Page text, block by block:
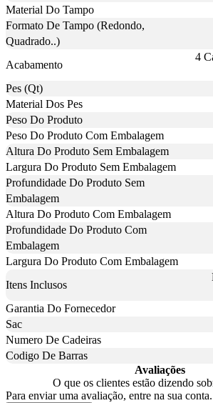
Material Do Tampo
Formato De Tampo (Redondo,
Quadrado..)
Acabamento
4
Pes (Qt)
Material Dos Pes
Peso Do Produto
Peso Do Produto Com Embalagem
Altura Do Produto Sem Embalagem
Largura Do Produto Sem Embalagem
Profundidade Do Produto Sem
Embalagem
Altura Do Produto Com Embalagem
Profundidade Do Produto Com
Embalagem
Largura Do Produto Com Embalagem
Itens Inclusos
Garantia Do Fornecedor
Sac
Numero De Cadeiras
Codigo De Barras
Avaliações
O que os clientes estão dizendo
Para enviar uma avaliação, entre na sua conta.